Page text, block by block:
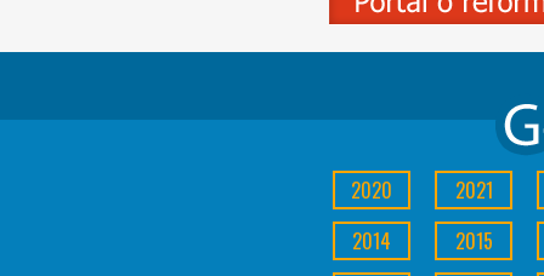
2021
2020
2015
2014